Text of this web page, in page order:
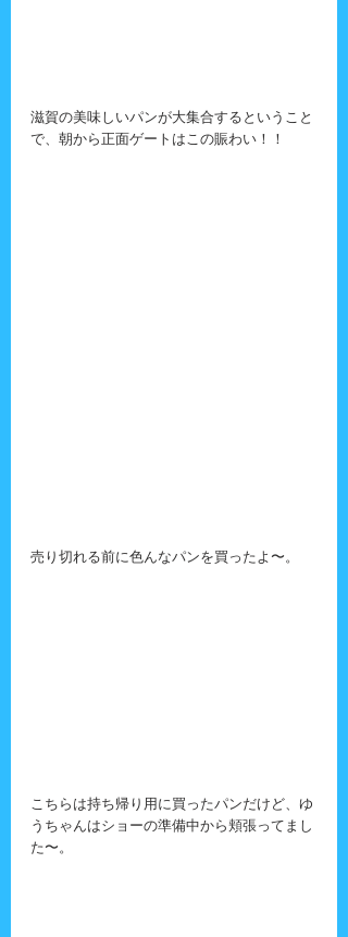
滋賀の美味しいパンが大集合するということ
で、朝から正面ゲートはこの賑わい！！
売り切れる前に色んなパンを買ったよ〜。
こちらは持ち帰り用に買ったパンだけど、ゆ
うちゃんはショーの準備中から頬張ってまし
た〜。